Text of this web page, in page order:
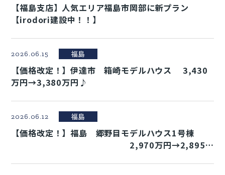
【福島支店】人気エリア福島市岡部に新プラン
【irodori建設中！！】
2026.06.15 福島
【価格改定！】伊達市 箱崎モデルハウス 3,430
万円→3,380万円♪
2026.06.12 福島
【価格改定！】福島 郷野目モデルハウス1号棟
2,970万円→2,895万